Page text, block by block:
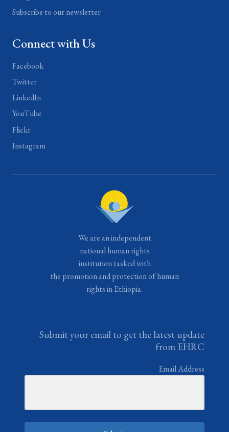
Subscribe to our newsletter
Connect with Us
Facebook
Twitter
LinkedIn
YouTube
Flickr
Instagram
We are an independent
national human rights
institution tasked with
the promotion and protection of human
rights in Ethiopia.
Submit your email to get the latest update
from EHRC
Email Address